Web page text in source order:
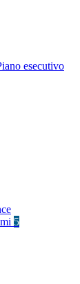
esecutivo
5